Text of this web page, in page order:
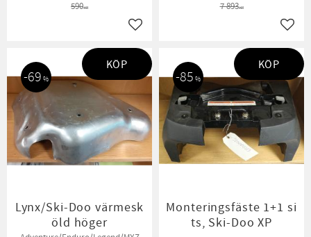
590KR
Lägg till i favoriter
7 893KR
Lynx/Ski-Doo värmesk
öld höger
69 %
KÖP
Monteringsfäste 1+1 si
ts, Ski-Doo XP
85 %
KÖP